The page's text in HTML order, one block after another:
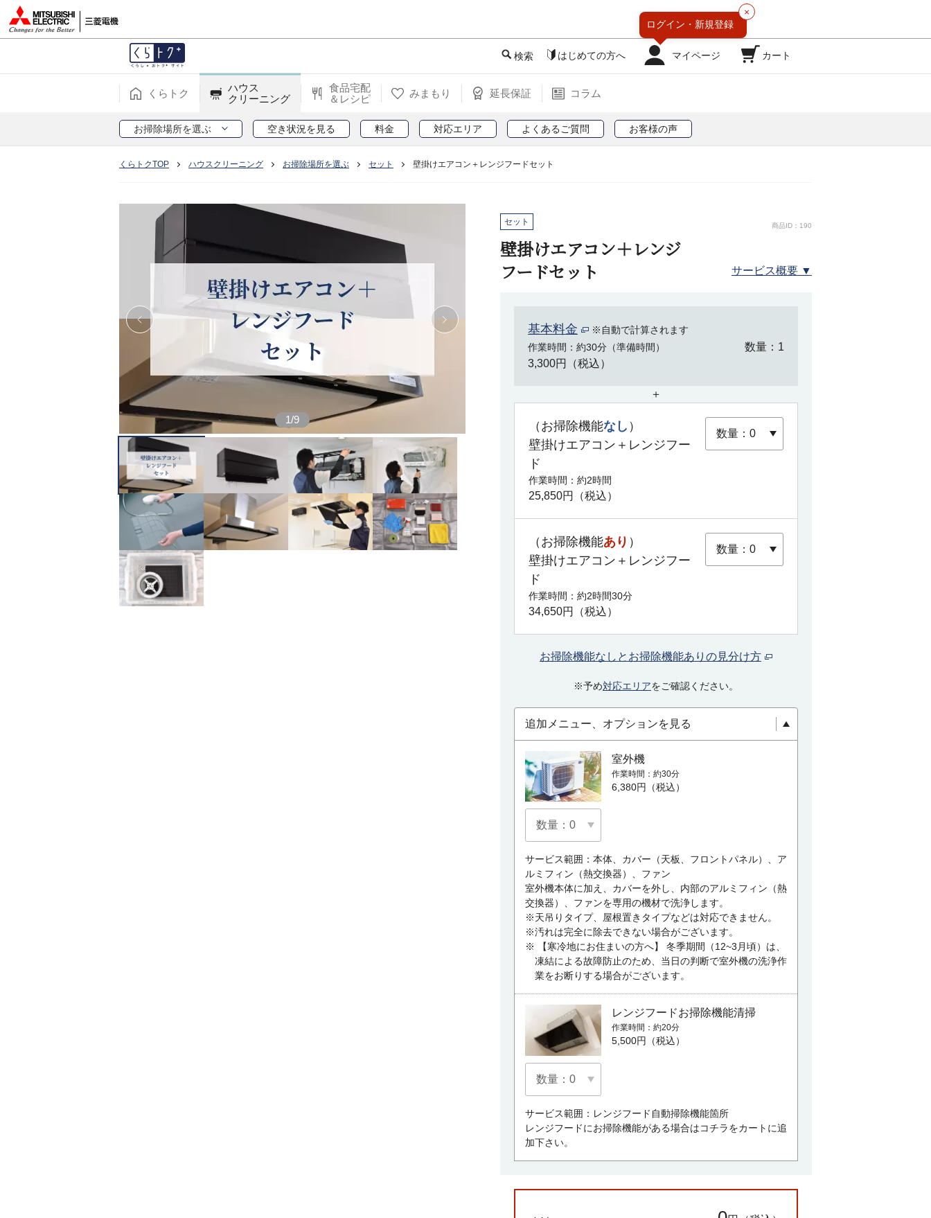
検索 はじめての方へ マイページ
×
ログイン・ 新規登録
カート
くらトク
ハウス
クリーニング
食品宅配
＆レシピ
みまもり 延長保証 コラム
お掃除場所を選ぶ 空き状況を見る 料金 対応エリア よくあるご質問 お客様の声
くらトクTOP ハウスクリーニング お掃除場所を選ぶ セット 壁掛けエアコン＋レンジフードセット
セット 商品ID：190
壁掛けエアコン＋レンジ
フードセット
サービス概要 ▼
基本料金
※自動で計算されます
作業時間
約30分（準備時間） 数量
1
3,300円（税込）
＋
（お掃除機能なし ）
壁掛けエアコン＋レンジフー
ド
作業時間 約2時間
25,850円（税込）
（お掃除機能あり ）
壁掛けエアコン＋レンジフー
ド
作業時間 約2時間30分
34,650円（税込）
お掃除機能なしとお掃除機能ありの見分け方
※予め対応エリアをご確認ください。
追加メニュー、オプションを見る
室外機
作業時間 約30分
6,380円（税込）
サービス範囲：本体、カバー（天板、フロントパネル）、ア
ルミフィン（熱交換器）、ファン
室外機本体に加え、カバーを外し、内部のアルミフィン（熱
交換器）、ファンを専用の機材で洗浄します。
※天吊りタイプ、屋根置きタイプなどは対応できません。
※汚れは完全に除去できない場合がございます。
※ 【寒冷地にお住まいの方へ】 冬季期間（12~3月頃）は、
凍結による故障防止のため、当日の判断で室外機の洗浄作
業をお断りする場合がございます。
レンジフードお掃除機能清掃
作業時間 約20分
5,500円（税込）
サービス範囲：レンジフード自動掃除機能箇所
レンジフードにお掃除機能がある場合はコチラをカートに追
加下さい。
1/9